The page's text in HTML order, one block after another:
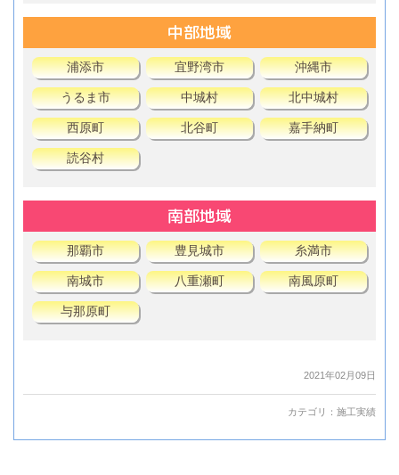
中部地域
浦添市 宜野湾市 沖縄市
うるま市 中城村 北中城村
西原町 北谷町 嘉手納町
読谷村
南部地域
那覇市 豊見城市 糸満市
南城市 八重瀬町 南風原町
与那原町
2021年02月09日
カテゴリ： 施工実績